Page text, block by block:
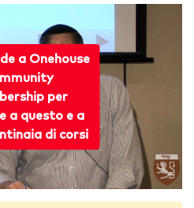
a Onehouse
per
a questo e a
di corsi